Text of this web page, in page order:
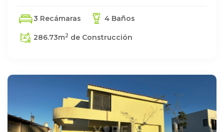
3 Recámaras 4 Baños
286.73m2 de Construcción